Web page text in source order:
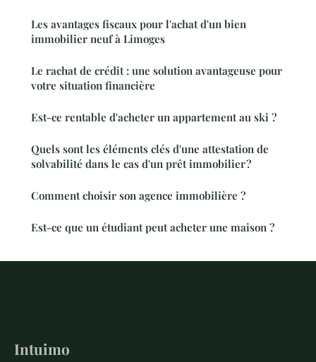
Les avantages fiscaux pour l'achat d'un bien
immobilier neuf à Limoges
Le rachat de crédit : une solution avantageuse pour
votre situation financière
Est-ce rentable d'acheter un appartement au ski ?
Quels sont les éléments clés d'une attestation de
solvabilité dans le cas d'un prêt immobilier ?
Comment choisir son agence immobilière ?
Est-ce que un étudiant peut acheter une maison ?
Intuimo